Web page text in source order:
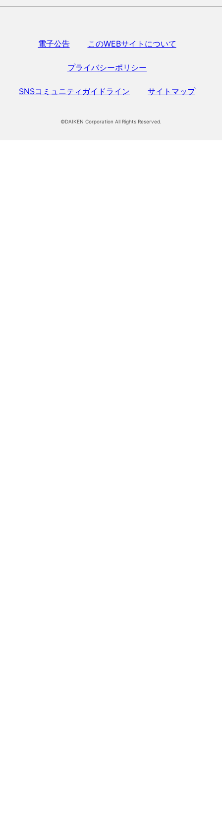
電子公告 このWEBサイトについて
プライバシーポリシー
SNSコミュニティガイドライン サイトマップ
©DAIKEN Corporation All Rights Reserved.